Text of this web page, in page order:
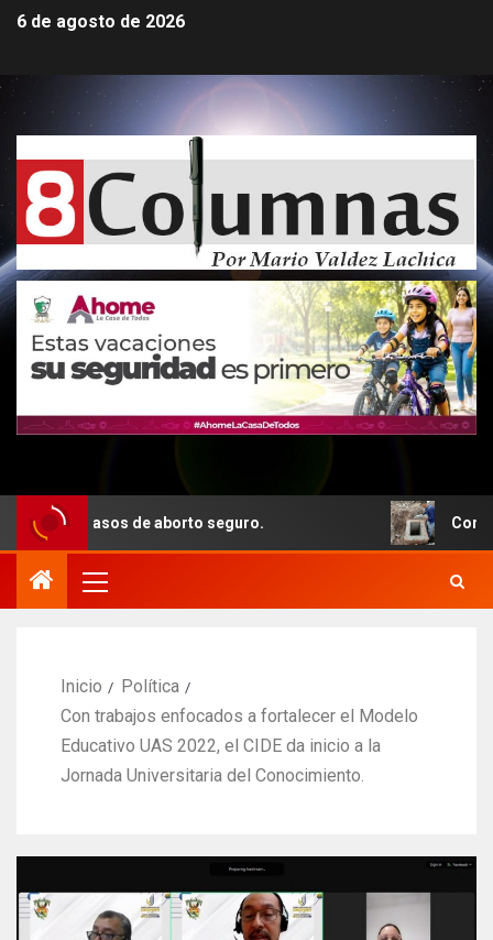
6 de agosto de 2026
de aborto seguro. Con recursos
Inicio
Política
Con trabajos enfocados a fortalecer el Modelo
Educativo UAS 2022, el CIDE da inicio a la
Jornada Universitaria del Conocimiento.